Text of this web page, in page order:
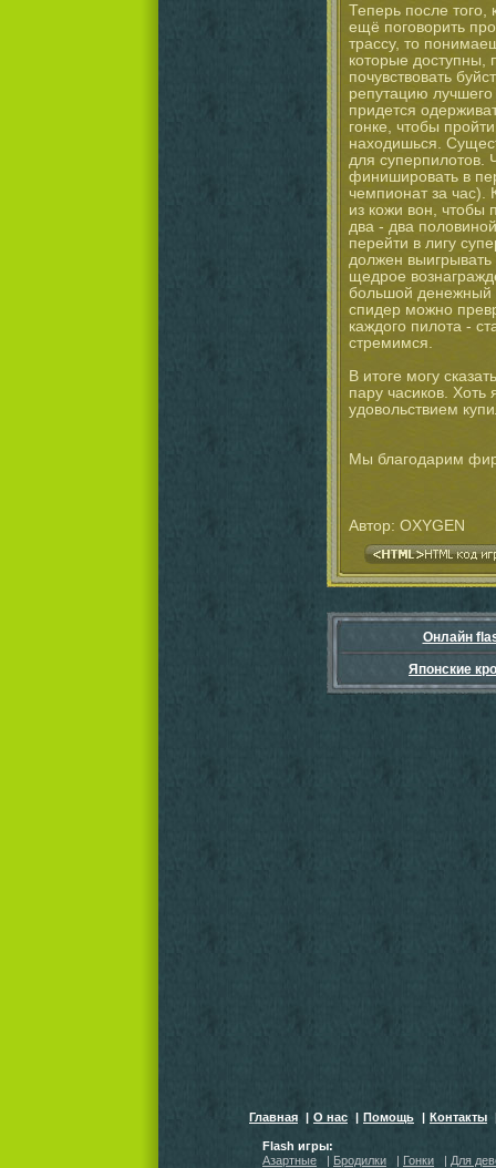
Теперь после того,
ещё поговорить
трассу, то
которые доступны,
почувствовать
репутацию
придется
гонке, чтобы
находишься.
для суперпилотов.
финишировать в
чемпионат за час).
из кожи вон, чтобы
два - два
перейти в лигу
должен
щедрое
большой денежный
спидер можно
каждого пилота -
стремимся.
В итоге могу
пару часиков.
удовольствием
Мы благодарим
Автор: OXYGEN
Онлайн
Японские
Главная | О нас | Помощь | Контакты
Flash игры:
Азартные
| Бродилки | Гонки | Для